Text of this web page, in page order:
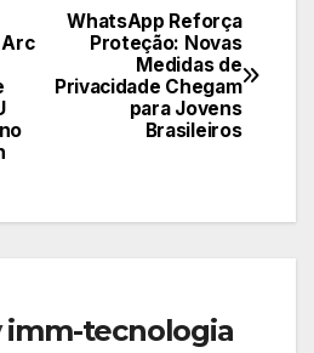
WhatsApp Reforça
Proteção: Novas
Medidas de
Privacidade Chegam
para Jovens
Brasileiros
imm-tecnologia